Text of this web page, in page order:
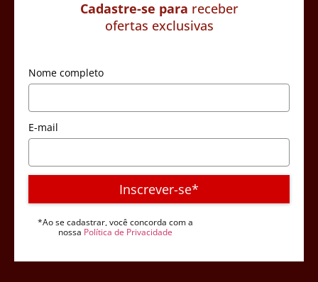
Cadastre-se para receber
ofertas exclusivas
Nome completo
E-mail
Inscrever-se*
*Ao se cadastrar, você concorda com a
nossa Política de Privacidade